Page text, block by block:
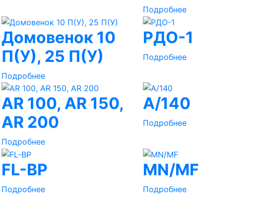
Подробнее
Домовенок 10
П(У), 25 П(У)
Подробнее
РДО-1
Подробнее
AR 100, AR 150,
AR 200
Подробнее
A/140
Подробнее
FL-BP
Подробнее
MN/MF
Подробнее